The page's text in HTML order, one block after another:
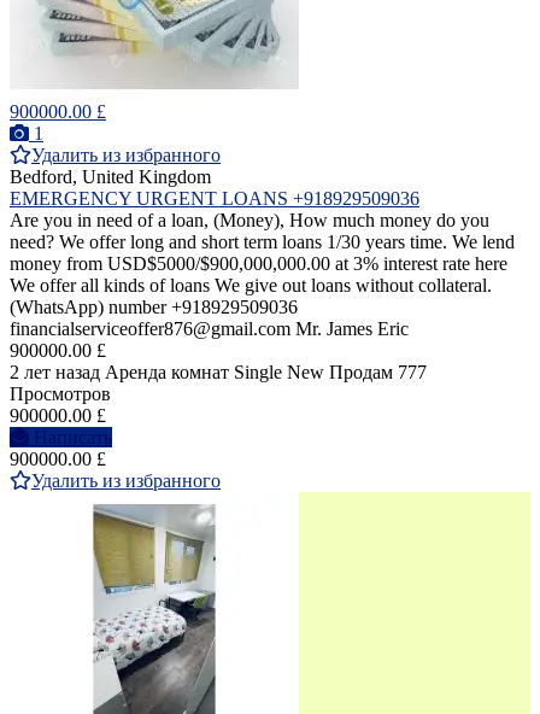
900000.00 £
1
Удалить из избранного
Bedford, United Kingdom
EMERGENCY URGENT LOANS +918929509036
Are you in need of a loan, (Money), How much money do you
need? We offer long and short term loans 1/30 years time. We lend
money from USD$5000/$900,000,000.00 at 3% interest rate here
We offer all kinds of loans We give out loans without collateral.
(WhatsApp) number +918929509036
financialserviceoffer876@gmail.com Mr. James Eric
900000.00 £
2 лет назад Аренда комнат Single New Продам 777
Просмотров
900000.00 £
Написать
900000.00 £
Удалить из избранного